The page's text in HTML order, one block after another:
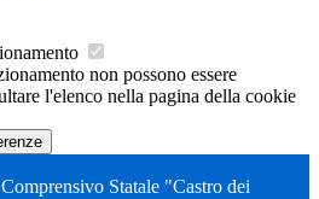
non possono essere
l'elenco nella pagina della cookie
Statale "Castro dei